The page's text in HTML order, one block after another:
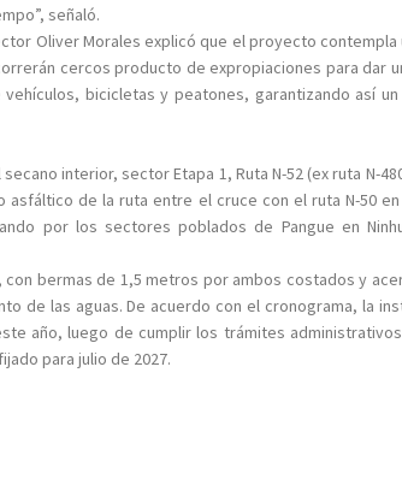
señaló.
Oliver Morales explicó que el proyecto contempla
cercos producto de expropiaciones para dar
bicicletas y peatones, garantizando así
interior, sector Etapa 1, Ruta N-52 (ex ruta N-
de la ruta entre el cruce con el ruta N-50 en
por los sectores poblados de Pangue en
bermas de 1,5 metros por ambos costados y
de las aguas. De acuerdo con el cronograma, la
año, luego de cumplir los trámites
para julio de 2027.